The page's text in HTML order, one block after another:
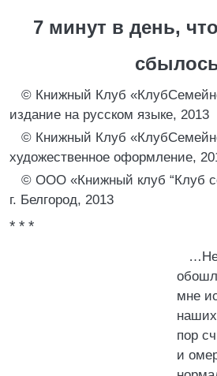
7 минут в день,
© Книжный Клуб
издание на русском языке, 2013
© Книжный Клуб
художественное оформление,
© ООО «Книжный клуб “Клуб
г. Белгород, 2013
* * *
мне
пор
и